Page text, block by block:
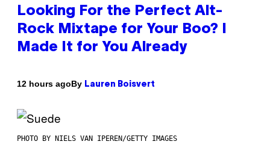
Looking For the Perfect Alt-
Rock Mixtape for Your Boo? I
Made It for You Already
12 hours agoBy Lauren Boisvert
PHOTO BY NIELS VAN IPEREN/GETTY IMAGES